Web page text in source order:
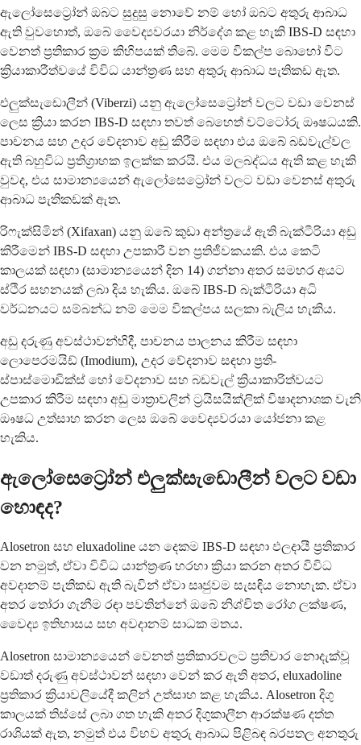
ඇලෝසෙට්‍රෝන් ඔබට සුදුසු නොවේ නම් හෝ ඔබට අතුරු ආබාධ
ඇති වුවහොත්, ඔබේ වෛද්‍යවරයා නිර්දේශ කළ හැකි IBS-D සඳහා
වෙනත් ප්‍රතිකාර ක්‍රම කිහිපයක් තිබේ. මෙම විකල්ප බොහෝ විට
ක්‍රියාකාරීත්වයේ විවිධ යාන්ත්‍රණ සහ අතුරු ආබාධ පැතිකඩ ඇත.
එලුක්සැඩොලීන් (Viberzi) යනු ඇලෝසෙට්‍රෝන් වලට වඩා වෙනස්
ලෙස ක්‍රියා කරන IBS-D සඳහා තවත් බෙහෙත් වට්ටෝරු ඖෂධයකි.
පාචනය සහ උදර වේදනාව අඩු කිරීම සඳහා එය ඔබේ බඩවැල්වල
ඇති බහුවිධ ප්‍රතිග්‍රාහක ඉලක්ක කරයි. එය මලබද්ධය ඇති කළ හැකි
වුවද, එය සාමාන්‍යයෙන් ඇලෝසෙට්‍රෝන් වලට වඩා වෙනස් අතුරු
ආබාධ පැතිකඩක් ඇත.
රිෆැක්සිමින් (Xifaxan) යනු ඔබේ කුඩා අන්ත්‍රයේ ඇති බැක්ටීරියා අඩු
කිරීමෙන් IBS-D සඳහා උපකාරී වන ප්‍රතිජීවකයකි. එය කෙටි
කාලයක් සඳහා (සාමාන්‍යයෙන් දින 14) ගන්නා අතර සමහර අයට
ස්ථිර සහනයක් ලබා දිය හැකිය. ඔබේ IBS-D බැක්ටීරියා අධි
වර්ධනයට සම්බන්ධ නම් මෙම විකල්පය සලකා බැලිය හැකිය.
අඩු දරුණු අවස්ථාවන්හිදී, පාචනය පාලනය කිරීම සඳහා
ලොපෙරමයිඩ් (Imodium), උදර වේදනාව සඳහා ප්‍රති-
ස්පාස්මොඩික්ස් හෝ වේදනාව සහ බඩවැල් ක්‍රියාකාරිත්වයට
උපකාර කිරීම සඳහා අඩු මාත්‍රාවලින් ට්‍රයිසයික්ලික් විෂාදනාශක වැනි
ඖෂධ උත්සාහ කරන ලෙස ඔබේ වෛද්‍යවරයා යෝජනා කළ
හැකිය.
ඇලෝසෙට්‍රෝන් එලුක්සැඩොලීන් වලට වඩා
හොඳද?
Alosetron සහ eluxadoline යන දෙකම IBS-D සඳහා ඵලදායී ප්‍රතිකාර
වන නමුත්, ඒවා විවිධ යාන්ත්‍රණ හරහා ක්‍රියා කරන අතර විවිධ
අවදානම් පැතිකඩ ඇති බැවින් ඒවා සෘජුවම සැසඳිය නොහැක. ඒවා
අතර තෝරා ගැනීම රඳා පවතින්නේ ඔබේ නිශ්චිත රෝග ලක්ෂණ,
වෛද්‍ය ඉතිහාසය සහ අවදානම් සාධක මතය.
Alosetron සාමාන්‍යයෙන් වෙනත් ප්‍රතිකාරවලට ප්‍රතිචාර නොදැක්වූ
වඩාත් දරුණු අවස්ථාවන් සඳහා වෙන් කර ඇති අතර, eluxadoline
ප්‍රතිකාර ක්‍රියාවලියේදී කලින් උත්සාහ කළ හැකිය. Alosetron දිගු
කාලයක් තිස්සේ ලබා ගත හැකි අතර දිගුකාලීන ආරක්ෂණ දත්ත
රාශියක් ඇත, නමුත් එය විභව අතුරු ආබාධ පිළිබඳ බරපතල අනතුරු